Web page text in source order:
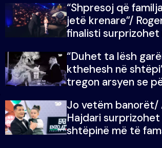
i mban dot lotët:
meritoj…
“Shpresoj që
jetë krenare”/
finalisti surprizohet
“Duhet ta lësh
kthehesh në
tregon arsyen se
Doja ta çoja luftën
në fund
Jo vetëm banorët/
Hajdari surprizohet
shtëpinë më të